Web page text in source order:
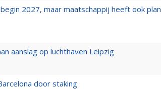
2027, maar maatschappij heeft ook plan
aanslag op luchthaven Leipzig
door staking